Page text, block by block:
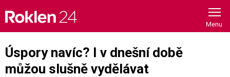
content
Úspory navíc? I v dnešní době
můžou slušně vydělávat